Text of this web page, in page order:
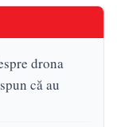
drona
că au